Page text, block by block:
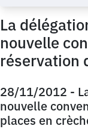
La
nouvelle
réservation
28/11/2012 -
nouvelle
places en